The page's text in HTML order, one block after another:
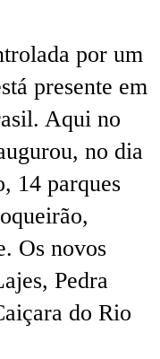
por um
presente em
Aqui no
no dia
14 parques
Os novos
Pedra
do Rio